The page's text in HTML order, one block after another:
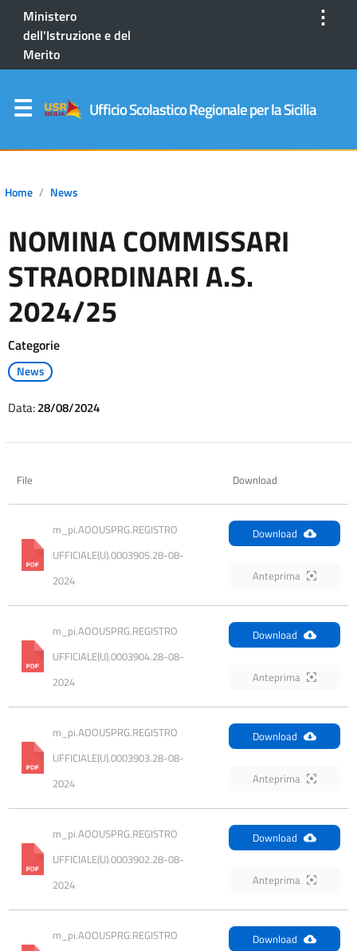
Ministero
dell'Istruzione e del
Merito
⋮
Ufficio Scolastico Regionale per la Sicilia
Home News
NOMINA COMMISSARI
STRAORDINARI A.S.
2024/25
Categorie
News
Data:28/08/2024
File Download
m_pi.AOOUSPRG.REGISTRO
UFFICIALE(U).0003905.28-08-
2024
Download
Anteprima
m_pi.AOOUSPRG.REGISTRO
UFFICIALE(U).0003904.28-08-
2024
Download
Anteprima
m_pi.AOOUSPRG.REGISTRO
UFFICIALE(U).0003903.28-08-
2024
Download
Anteprima
m_pi.AOOUSPRG.REGISTRO
UFFICIALE(U).0003902.28-08-
2024
Download
Anteprima
m_pi.AOOUSPRG.REGISTRO
Download